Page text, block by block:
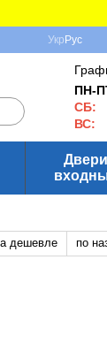
Укр Рус
ПН-
СБ:
ВС:
Двери
дешевле по